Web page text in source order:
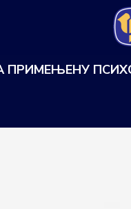
ПРИМЕЊЕНУ